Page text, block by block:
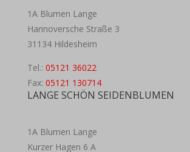
1A Blumen Lange
Hannoversche Straße 3
31134 Hildesheim
Tel.: 05121 36022
Fax: 05121 130714
LANGE SCHÖN SEIDENBLUMEN
1A Blumen Lange
Kurzer Hagen 6 A